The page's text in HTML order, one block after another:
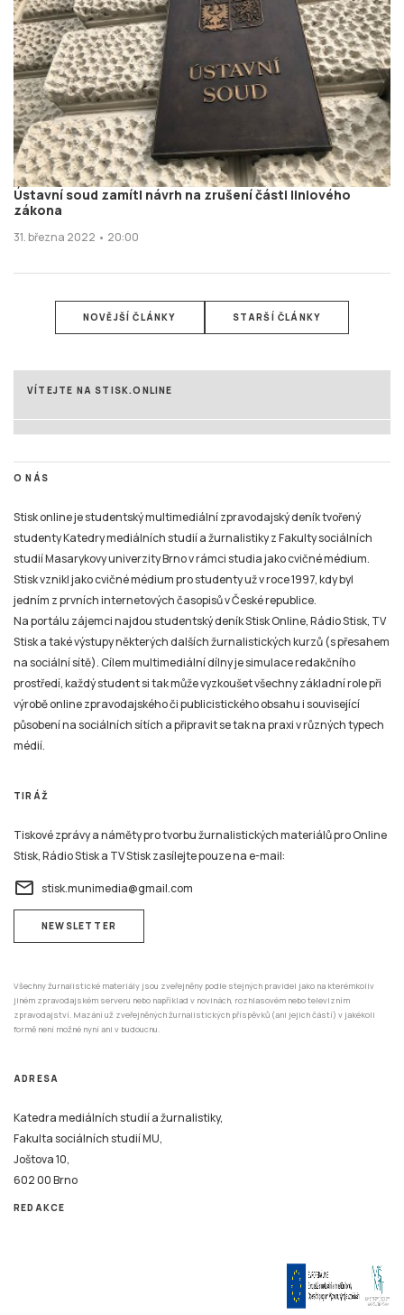
Ústavní soud zamítl návrh na zrušení části liniového
zákona
31. března 2022 • 20:00
NOVĚJŠÍ ČLÁNKY STARŠÍ ČLÁNKY
VÍTEJTE NA STISK.ONLINE
O NÁS
Stisk online je studentský multimediální zpravodajský deník tvořený
studenty Katedry mediálních studií a žurnalistiky z Fakulty sociálních
studií Masarykovy univerzity Brno v rámci studia jako cvičné médium.
Stisk vznikl jako cvičné médium pro studenty už v roce 1997, kdy byl
jedním z prvních internetových časopisů v České republice.
Na portálu zájemci najdou studentský deník Stisk Online, Rádio Stisk, TV
Stisk a také výstupy některých dalších žurnalistických kurzů (s přesahem
na sociální sítě). Cílem multimediální dílny je simulace redakčního
prostředí, každý student si tak může vyzkoušet všechny základní role při
výrobě online zpravodajského či publicistického obsahu i související
působení na sociálních sítích a připravit se tak na praxi v různých typech
médií.
TIRÁŽ
Tiskové zprávy a náměty pro tvorbu žurnalistických materiálů pro Online
Stisk, Rádio Stisk a TV Stisk zasílejte pouze na e-mail:
email stisk.munimedia@gmail.com
NEWSLETTER
Všechny žurnalistické materiály jsou zveřejněny podle stejných pravidel jako na kterémkoliv
jiném zpravodajském serveru nebo například v novinách, rozhlasovém nebo televizním
zpravodajství. Mazání už zveřejněných žurnalistických příspěvků (ani jejich částí) v jakékoli
formě není možné nyní ani v budoucnu.
ADRESA
Katedra mediálních studií a žurnalistiky,
Fakulta sociálních studií MU,
Joštova 10,
602 00 Brno
REDAKCE